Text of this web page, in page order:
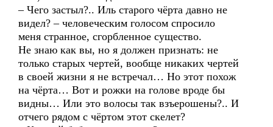
– Чего застыл?.. Иль старого чёрта давно не
видел? – человеческим голосом спросило
меня странное, сгорбленное существо.
Не знаю как вы, но я должен признать: не
только старых чертей, вообще никаких чертей
в своей жизни я не встречал… Но этот похож
на чёрта… Вот и рожки на голове вроде бы
видны… Или это волосы так взъерошены?.. И
отчего рядом с чёртом этот скелет?